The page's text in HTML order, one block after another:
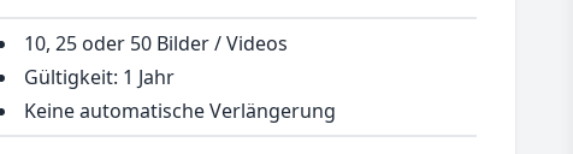
10, 25 oder 50 Bilder / Videos
Gültigkeit: 1 Jahr
Keine automatische Verlängerung